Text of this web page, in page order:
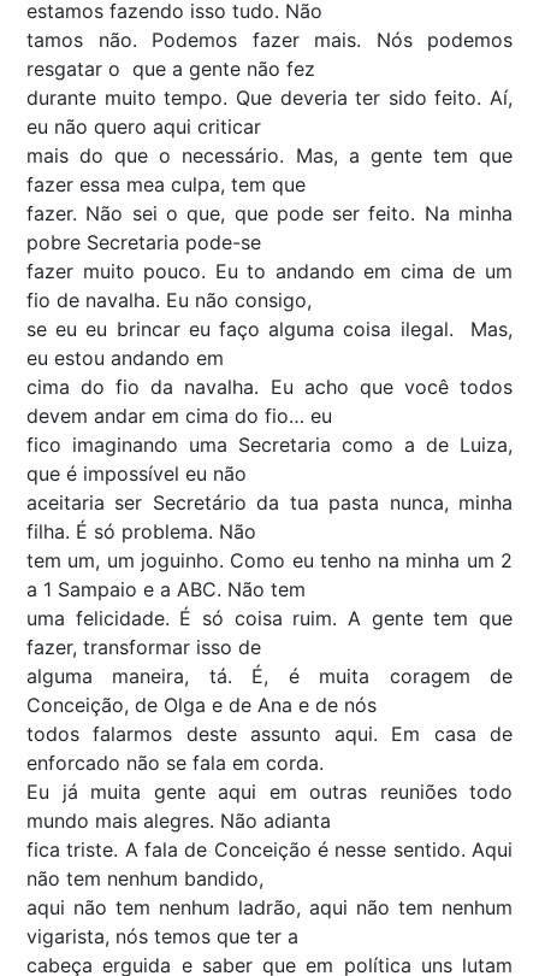
estamos fazendo isso tudo. Não
tamos não. Podemos fazer mais. Nós podemos
resgatar o que a gente não fez
durante muito tempo. Que deveria ter sido feito. Aí,
eu não quero aqui criticar
mais do que o necessário. Mas, a gente tem que
fazer essa mea culpa, tem que
fazer. Não sei o que, que pode ser feito. Na minha
pobre Secretaria pode-se
fazer muito pouco. Eu to andando em cima de um
fio de navalha. Eu não consigo,
se eu eu brincar eu faço alguma coisa ilegal. Mas,
eu estou andando em
cima do fio da navalha. Eu acho que você todos
devem andar em cima do fio… eu
fico imaginando uma Secretaria como a de Luiza,
que é impossível eu não
aceitaria ser Secretário da tua pasta nunca, minha
filha. É só problema. Não
tem um, um joguinho. Como eu tenho na minha um 2
a 1 Sampaio e a ABC. Não tem
uma felicidade. É só coisa ruim. A gente tem que
fazer, transformar isso de
alguma maneira, tá. É, é muita coragem de
Conceição, de Olga e de Ana e de nós
todos falarmos deste assunto aqui. Em casa de
enforcado não se fala em corda.
Eu já muita gente aqui em outras reuniões todo
mundo mais alegres. Não adianta
fica triste. A fala de Conceição é nesse sentido. Aqui
não tem nenhum bandido,
aqui não tem nenhum ladrão, aqui não tem nenhum
vigarista, nós temos que ter a
cabeça erguida e saber que em política uns lutam